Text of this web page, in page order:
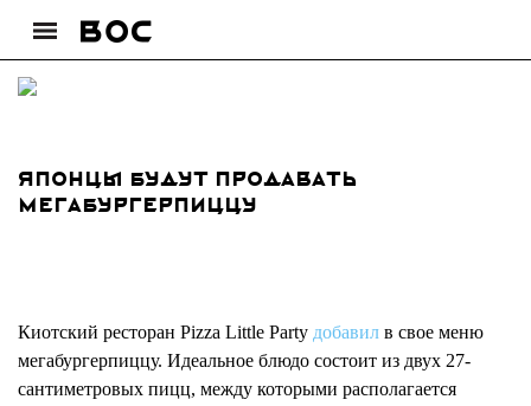
Японцы будут продавать
мегабургерпиццу
Киотский ресторан Pizza Little Party добавил в свое меню
мегабургерпиццу. Идеальное блюдо состоит из двух 27-
сантиметровых пицц, между которыми располагается